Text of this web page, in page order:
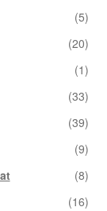
(5)
(20)
(1)
(33)
(39)
(9)
(8)
(16)